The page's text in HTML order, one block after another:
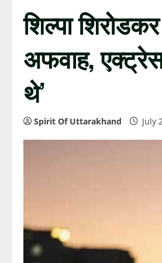
शिल्पा
अफवाह,
थे’
Spirit Of Uttarakhand July